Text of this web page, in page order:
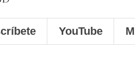
YouTube